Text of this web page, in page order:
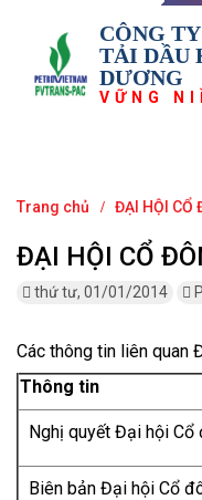
CÔNG
TẢI DẦU
DƯƠNG
VỮNG
Trang chủ ĐẠI HỘI CỔ
ĐẠI HỘI CỔ
thứ tư, 01/01/2014
Các thông tin liên quan
Thông tin
Nghị quyết Đại hội Cổ
Biên bản Đại hội Cổ